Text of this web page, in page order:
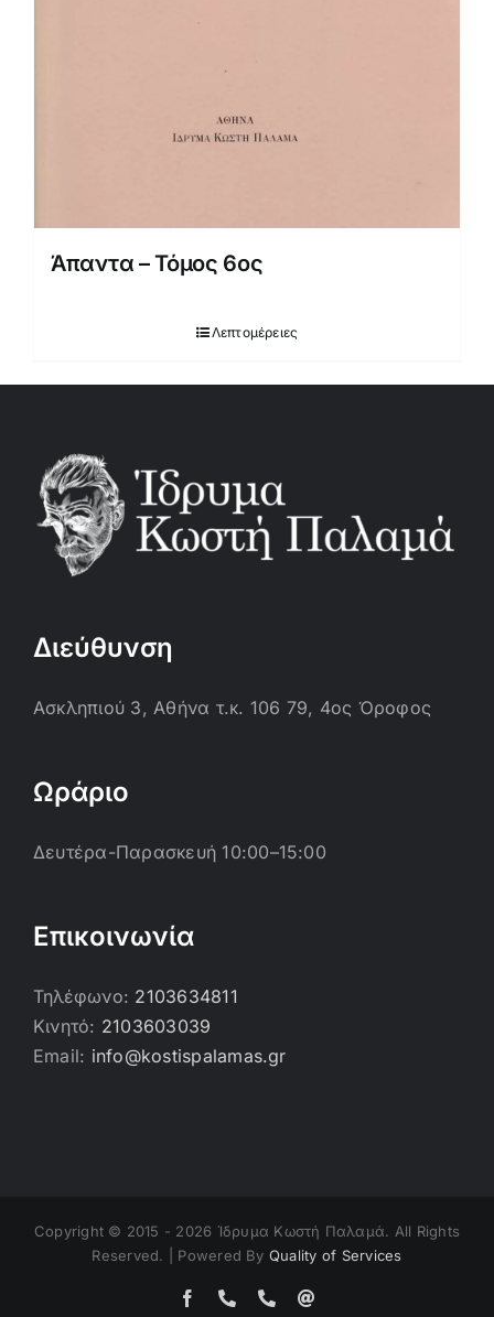
Άπαντα – Τόμος 6ος
Λεπτομέρειες
Διεύθυνση
Ασκληπιού 3, Αθήνα τ.κ. 106 79, 4ος Όροφος
Ωράριο
Δευτέρα-Παρασκευή 10:00–15:00
Επικοινωνία
Τηλέφωνο: 2103634811
Κινητό: 2103603039
Email: info@kostispalamas.gr
Copyright © 2015 - 2026 Ίδρυμα Κωστή Παλαμά. All Rights
Reserved. | Powered By Quality of Services
FacebookΤηλέφωνο
Τηλέφωνο